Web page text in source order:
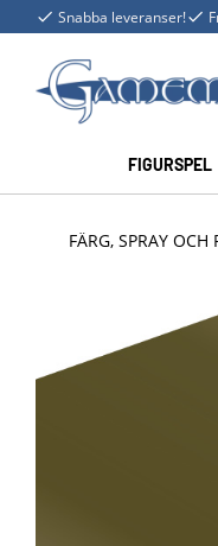
Snabba leveranser!
FIGURSPEL
FÄRG, SPRAY OCH